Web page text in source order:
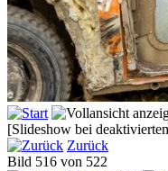
[Slideshow bei
Zurück
Bild 516 von 522